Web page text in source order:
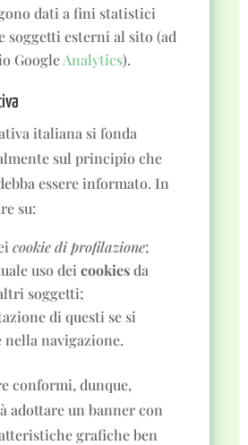
dati a fini statistici
soggetti esterni al sito (ad
GoogleAnalytics).
italiana si fonda
sul principio che
essere informato. In
su:
cookie di profilazione;
uso deicookiesda
soggetti;
di questi se si
nella navigazione.
conformi, dunque,
adottare un banner con
grafiche ben